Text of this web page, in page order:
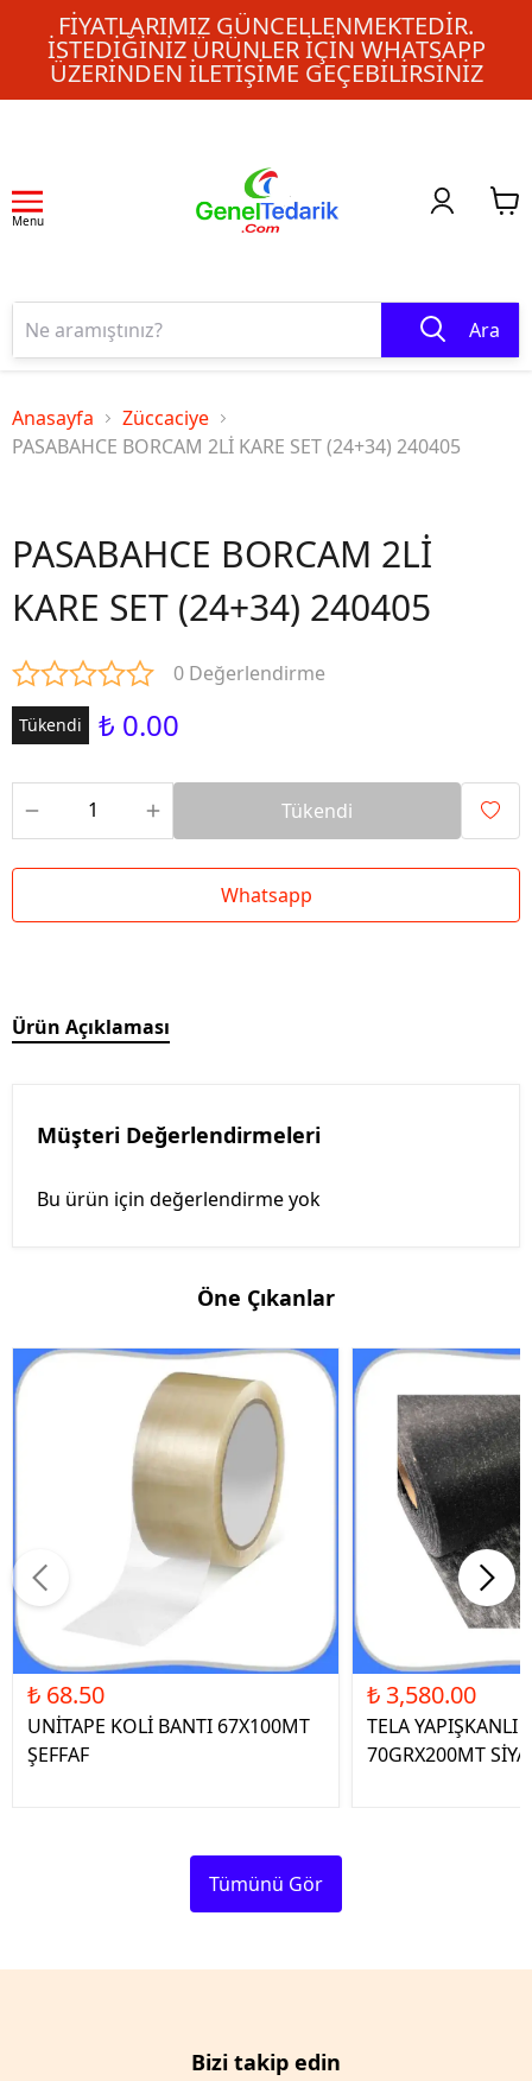
FIYATLARIMIZ GÜNCELLENMEKTEDIR.
İSTEDIĞINIZ ÜRÜNLER IÇIN WHATSAPP
ÜZERINDEN ILETIŞIME GEÇEBILIRSINIZ
Menu
Ara
Anasayfa
Züccaciye
PASABAHCE BORCAM 2Lİ KARE SET (24+34) 240405
PASABAHCE BORCAM 2Lİ
KARE SET (24+34) 240405
0 Değerlendirme
Tükendi ₺ 0.00
Tükendi
Whatsapp
Ürün Açıklaması
Müşteri Değerlendirmeleri
Bu ürün için değerlendirme yok
Öne Çıkanlar
₺ 68.50
UNİTAPE KOLİ BANTI 67X100MT
ŞEFFAF
₺ 3,580.00
TELA YAPIŞKANLI
70GRX200MT
Tümünü Gör
Bizi takip edin